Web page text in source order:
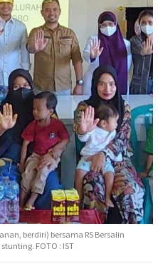
berdiri) bersama RS Bersalin
FOTO : IST